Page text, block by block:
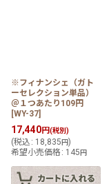
※フィナンシェ（ガト
ーセレクション単品）
＠１つあたり109円
[WY-37]
17,440円(税別)
(税込 : 18,835 円)
希望小売価格 : 145 円